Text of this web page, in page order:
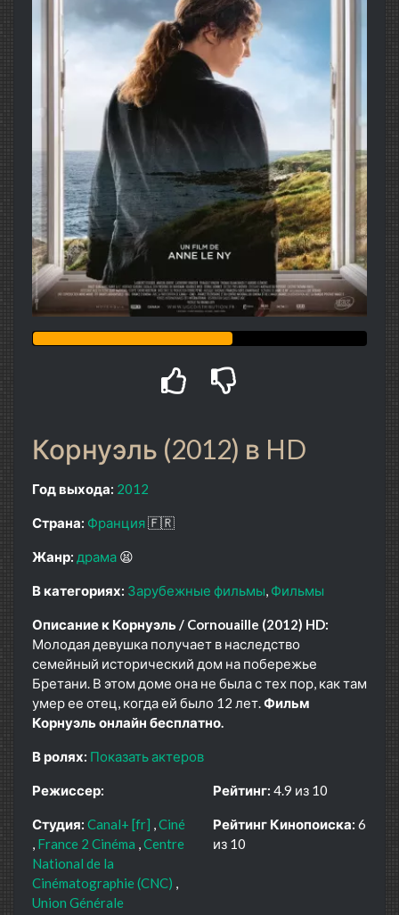
Корнуэль (2012) в HD
Год выхода: 2012
Страна: Франция🇫🇷
Жанр: драма 😫
В категориях: Зарубежные фильмы Фильмы
Описание к Корнуэль / Cornouaille (2012) HD:
Молодая девушка получает в наследство
семейный исторический дом на побережье
Бретани. В этом доме она не была с тех пор, как там
умер ее отец, когда ей было 12 лет. Фильм
Корнуэль онлайн бесплатно.
В ролях: Показать актеров
Режиссер:
Студия: Canal+ [fr] Ciné
France 2 Cinéma Centre
National de la
Cinématographie (CNC)
Union Générale
Рейтинг: 4.9 из 10
Рейтинг Кинопоиска: 6
из 10